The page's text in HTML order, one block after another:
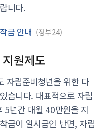
니다.
금 안내 정부24
원제도
자립준비청년을 위한 다
습니다. 대표적으로 자립
5년간 매월 40만원을 지
금이 일시금인 반면, 자립